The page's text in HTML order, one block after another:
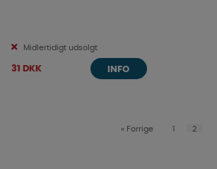
Midlertidigt udsolgt
31 DKK INFO
« Forrige 1 2